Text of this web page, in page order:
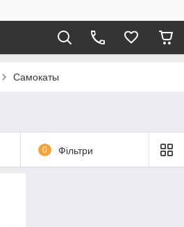
Самокаты
0 Фільтри